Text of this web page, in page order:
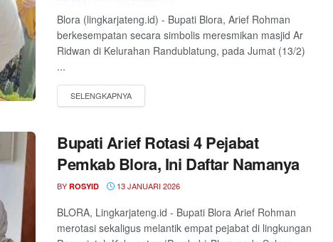
Blora (lingkarjateng.id) - Bupati Blora, Arief Rohman
berkesempatan secara simbolis meresmikan masjid Ar
Ridwan di Kelurahan Randublatung, pada Jumat (13/2)
...
Bupati Arief Rotasi 4 Pejabat
Pemkab Blora, Ini Daftar Namanya
BY ROSYID 13 JANUARI 2026
BLORA, Lingkarjateng.id - Bupati Blora Arief Rohman
merotasi sekaligus melantik empat pejabat di lingkungan